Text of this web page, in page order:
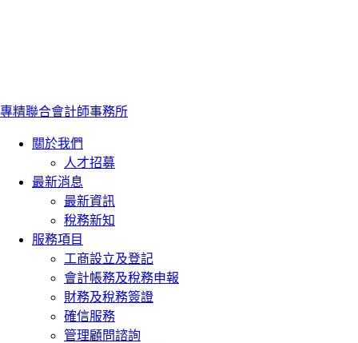
專精聯合會計師事務所
關於我們
人才招募
最新消息
最新資訊
稅務新知
服務項目
工商設立及登記
會計帳務及稅務申報
財務及稅務簽證
確信服務
管理顧問諮詢